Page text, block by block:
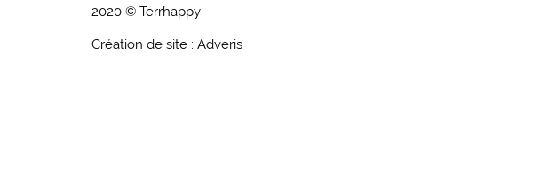
2020 © Terrhappy
Création de site : Adveris